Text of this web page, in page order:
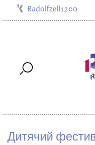
Musikschule
Stadtbibliothek
Villa Bosch
Radolfzell1200
Дитячий